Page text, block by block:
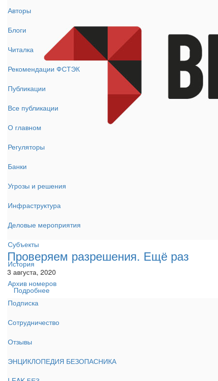
Авторы
Блоги
Читалка
Рекомендации ФСТЭК
Публикации
Все публикации
О главном
Регуляторы
Банки
Угрозы и решения
Инфраструктура
Деловые мероприятия
Субъекты
История
Архив номеров
Подписка
Сотрудничество
Отзывы
ЭНЦИКЛОПЕДИЯ БЕЗОПАСНИКА
Проверяем разрешения. Ещё раз
3 августа, 2020
Подробнее